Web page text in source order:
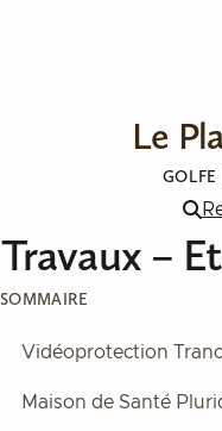
Le
GOLFE
Travaux –
SOMMAIRE
Vidéoprotection
Maison de Santé